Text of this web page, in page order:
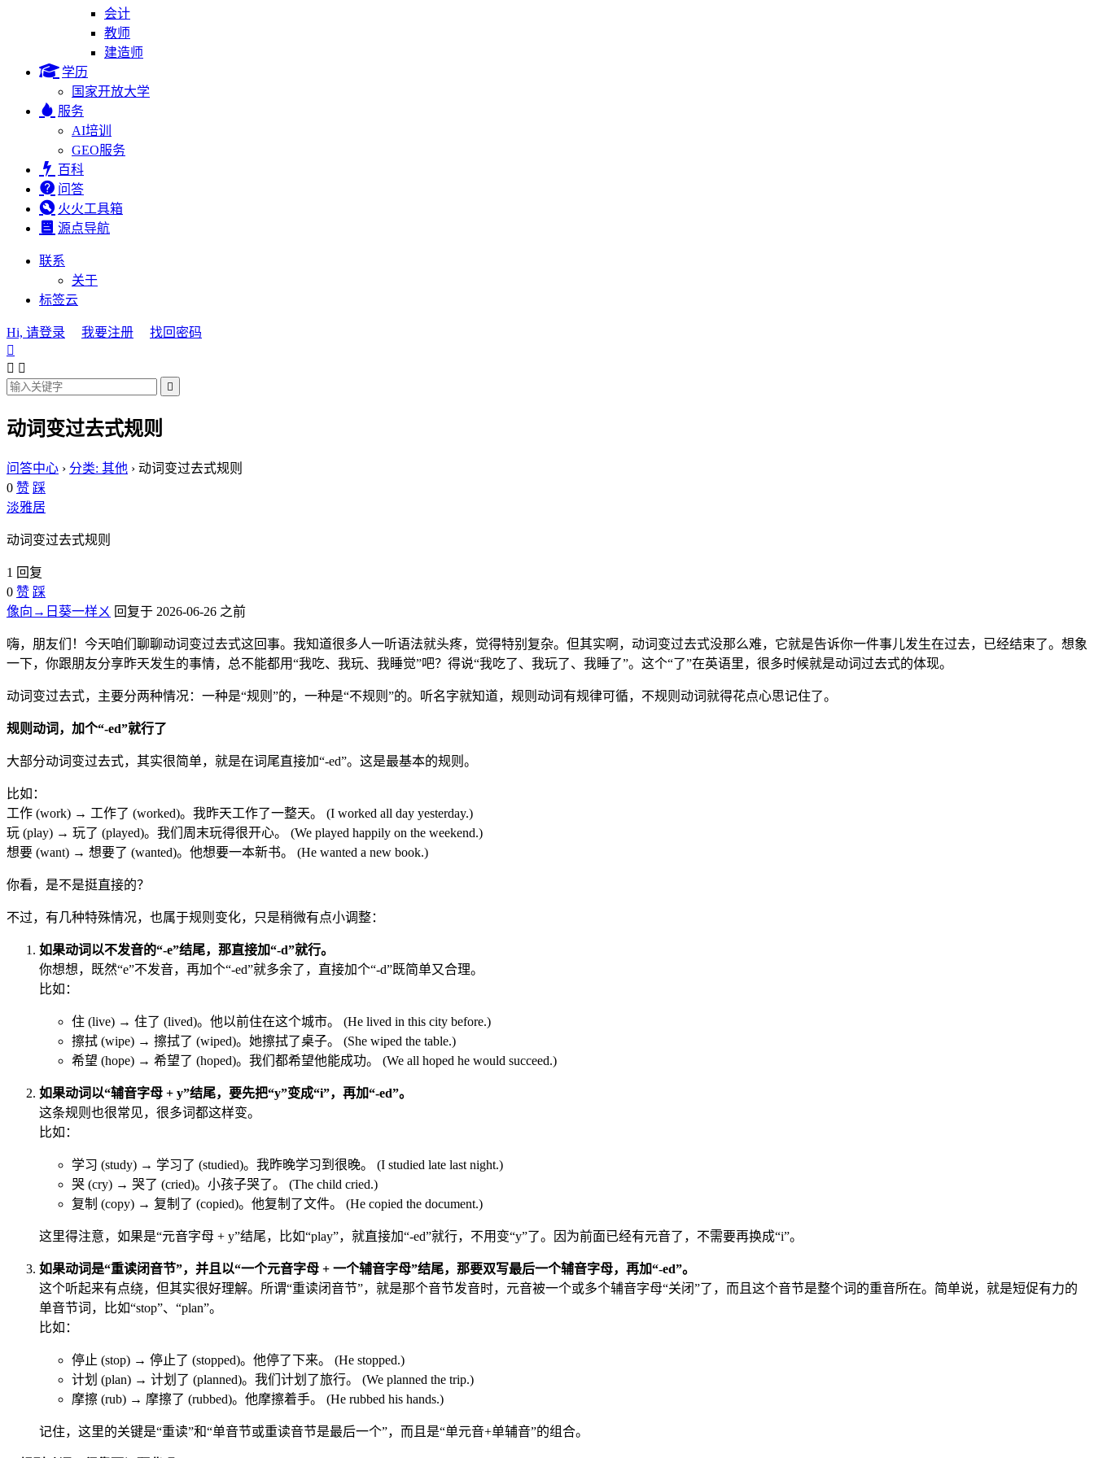
会计
教师
建造师
学历
国家开放大学
服务
AI培训
GEO服务
百科
问答
火火工具箱
源点导航
联系
关于
标签云
Hi, 请登录 我要注册
找回密码

 

动词变过去式规则
问答中心 › 分类: 其他 › 动词变过去式规则
0 赞 踩
淡雅居
动词变过去式规则
1 回复
0 赞 踩
像向→日葵一样ㄨ 回复于 2026-06-26 之前
嗨，朋友们！今天咱们聊聊动词变过去式这回事。我知道很多人一听语法就头疼，觉得特别复杂。但其实啊，动词变过去式没那么难，它就是告诉你一件事儿发生在过去，已经结束了。想象
一下，你跟朋友分享昨天发生的事情，总不能都用“我吃、我玩、我睡觉”吧？得说“我吃了、我玩了、我睡了”。这个“了”在英语里，很多时候就是动词过去式的体现。
动词变过去式，主要分两种情况：一种是“规则”的，一种是“不规则”的。听名字就知道，规则动词有规律可循，不规则动词就得花点心思记住了。
规则动词，加个“-ed”就行了
大部分动词变过去式，其实很简单，就是在词尾直接加“-ed”。这是最基本的规则。
比如：
工作 (work) → 工作了 (worked)。我昨天工作了一整天。 (I worked all day yesterday.)
玩 (play) → 玩了 (played)。我们周末玩得很开心。 (We played happily on the weekend.)
想要 (want) → 想要了 (wanted)。他想要一本新书。 (He wanted a new book.)
你看，是不是挺直接的？
不过，有几种特殊情况，也属于规则变化，只是稍微有点小调整：
如果动词以不发音的“-e”结尾，那直接加“-d”就行。
你想想，既然“e”不发音，再加个“-ed”就多余了，直接加个“-d”既简单又合理。
比如：
住 (live) → 住了 (lived)。他以前住在这个城市。 (He lived in this city before.)
擦拭 (wipe) → 擦拭了 (wiped)。她擦拭了桌子。 (She wiped the table.)
希望 (hope) → 希望了 (hoped)。我们都希望他能成功。 (We all hoped he would succeed.)
如果动词以“辅音字母 + y”结尾，要先把“y”变成“i”，再加“-ed”。
这条规则也很常见，很多词都这样变。
比如：
学习 (study) → 学习了 (studied)。我昨晚学习到很晚。 (I studied late last night.)
哭 (cry) → 哭了 (cried)。小孩子哭了。 (The child cried.)
复制 (copy) → 复制了 (copied)。他复制了文件。 (He copied the document.)
这里得注意，如果是“元音字母 + y”结尾，比如“play”，就直接加“-ed”就行，不用变“y”了。因为前面已经有元音了，不需要再换成“i”。
如果动词是“重读闭音节”，并且以“一个元音字母 + 一个辅音字母”结尾，那要双写最后一个辅音字母，再加“-ed”。
这个听起来有点绕，但其实很好理解。所谓“重读闭音节”，就是那个音节发音时，元音被一个或多个辅音字母“关闭”了，而且这个音节是整个词的重音所在。简单说，就是短促有力的
单音节词，比如“stop”、“plan”。
比如：
停止 (stop) → 停止了 (stopped)。他停了下来。 (He stopped.)
计划 (plan) → 计划了 (planned)。我们计划了旅行。 (We planned the trip.)
摩擦 (rub) → 摩擦了 (rubbed)。他摩擦着手。 (He rubbed his hands.)
记住，这里的关键是“重读”和“单音节或重读音节是最后一个”，而且是“单元音+单辅音”的组合。